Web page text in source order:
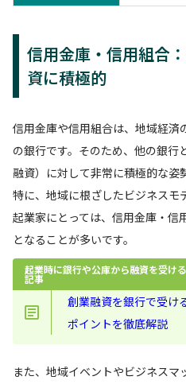
信用金庫・信用組合
資に積極的
信用金庫や信用組合は、地域経済
の銀行です。そのため、他の銀行
融資）に対して非常に積極的な姿
特に、地域に根ざしたビジネスモ
起業家にとっては、信用金庫・信
となることが多いです。
起業時に銀行や公庫から融資を受け
記事
創業融資を銀行で受け
ポイントを徹底解説
また、地域イベントやビジネス